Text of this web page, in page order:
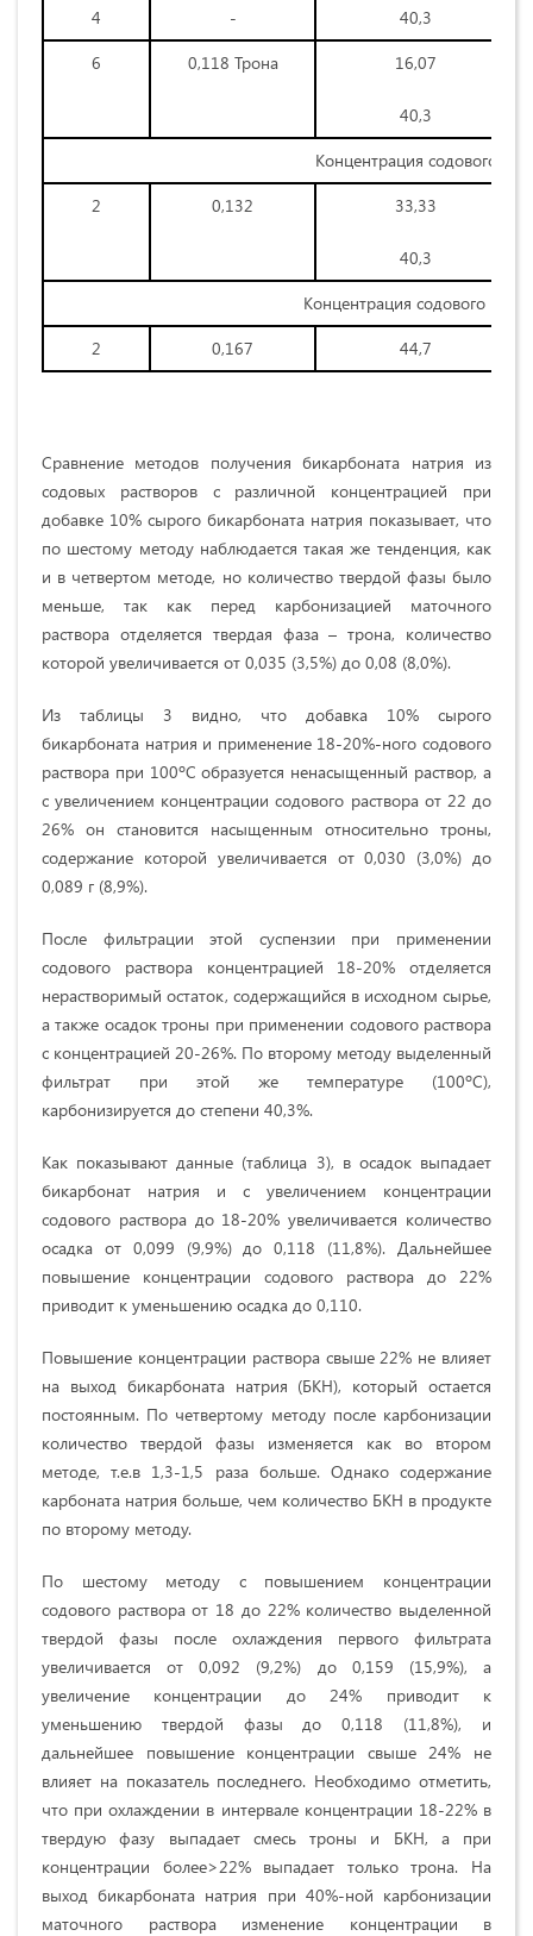
4
-
40,3
6
0,118 Трона 16,07
40,3
Концентрация содового
2
0,132 33,33
40,3
Концентрация содового
2
0,167 44,7
Сравнение методов получения бикарбоната натрия из
содовых растворов с различной концентрацией при
добавке 10% сырого бикарбоната натрия показывает, что
по шестому методу наблюдается такая же тенденция, как
и в четвертом методе, но количество твердой фазы было
меньше, так как перед карбонизацией маточного
раствора отделяется твердая фаза – трона, количество
которой увеличивается от 0,035 (3,5%) до 0,08 (8,0%).
Из таблицы 3 видно, что добавка 10% сырого
бикарбоната натрия и применение 18-20%-ного содового
раствора при 100ºС образуется ненасыщенный раствор, а
с увеличением концентрации содового раствора от 22 до
26% он становится насыщенным относительно троны,
содержание которой увеличивается от 0,030 (3,0%) до
0,089 г (8,9%).
После фильтрации этой суспензии при применении
содового раствора концентрацией 18-20% отделяется
нерастворимый остаток, содержащийся в исходном сырье,
а также осадок троны при применении содового раствора
с концентрацией 20-26%. По второму методу выделенный
фильтрат при этой же температуре (100ºС),
карбонизируется до степени 40,3%.
Как показывают данные (таблица 3), в осадок выпадает
бикарбонат натрия и с увеличением концентрации
содового раствора до 18-20% увеличивается количество
осадка от 0,099 (9,9%) до 0,118 (11,8%). Дальнейшее
повышение концентрации содового раствора до 22%
приводит к уменьшению осадка до 0,110.
Повышение концентрации раствора свыше 22% не влияет
на выход бикарбоната натрия (БКН), который остается
постоянным. По четвертому методу после карбонизации
количество твердой фазы изменяется как во втором
методе, т.е.в 1,3-1,5 раза больше. Однако содержание
карбоната натрия больше, чем количество БКН в продукте
по второму методу.
По шестому методу с повышением концентрации
содового раствора от 18 до 22% количество выделенной
твердой фазы после охлаждения первого фильтрата
увеличивается от 0,092 (9,2%) до 0,159 (15,9%), а
увеличение концентрации до 24% приводит к
уменьшению твердой фазы до 0,118 (11,8%), и
дальнейшее повышение концентрации свыше 24% не
влияет на показатель последнего. Необходимо отметить,
что при охлаждении в интервале концентрации 18-22% в
твердую фазу выпадает смесь троны и БКН, а при
концентрации более>22% выпадает только трона. На
выход бикарбоната натрия при 40%-ной карбонизации
маточного раствора изменение концентрации в